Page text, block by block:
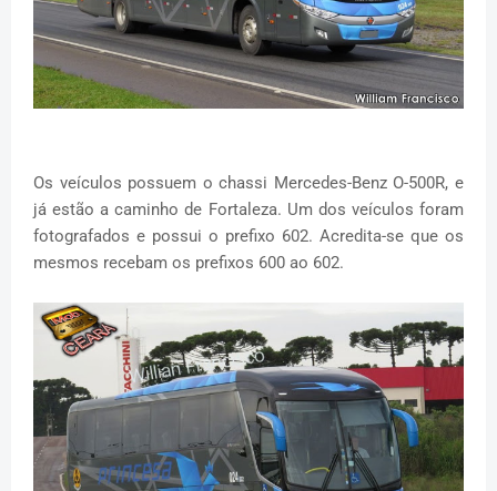
Os veículos possuem o chassi Mercedes-Benz O-500R, e
já estão a caminho de Fortaleza. Um dos veículos foram
fotografados e possui o prefixo 602. Acredita-se que os
mesmos recebam os prefixos 600 ao 602.